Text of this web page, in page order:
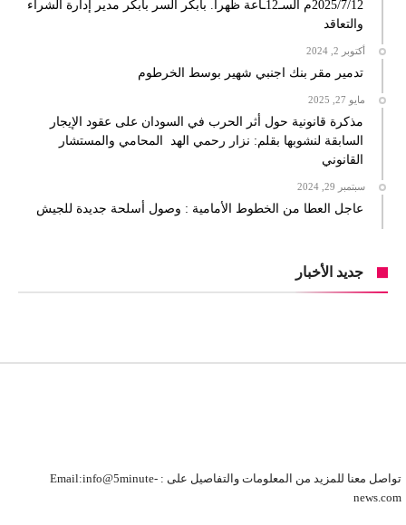
2025/7/12م السـ12ـاعة ظهرا. بابكر السر بابكر مدير إدارة الشراء
والتعاقد
أكتوبر 2, 2024
تدمير مقر بنك اجنبي شهير بوسط الخرطوم
مايو 27, 2025
مذكرة قانونية حول أثر الحرب في السودان على عقود الإيجار
السابقة لنشوبها بقلم: نزار رحمي الهد المحامي والمستشار
القانوني
سبتمبر 29, 2024
عاجل العطا من الخطوط الأمامية : وصول أسلحة جديدة للجيش
جديد الأخبار
تواصل معنا للمزيد من المعلومات والتفاصيل على : Email:info@5minute-
news.com